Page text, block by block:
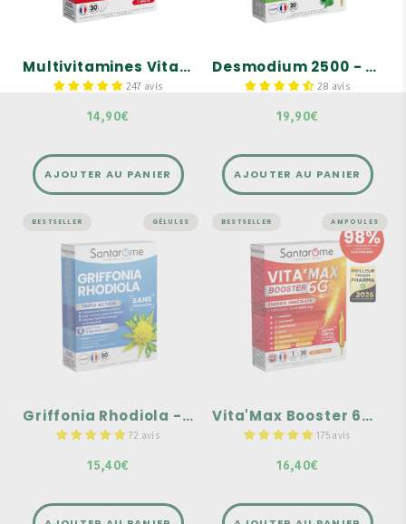
Multivitamines Vita'Max Adultes - 30 comprimés
247 avis
14,90€
Pour adultes
minéraux
AJOUTER AU PANIER
Desmodium 2500 - 20 ampoules
28 avis
19,90€
Le Desmodium favorise le
Formule complétée d’un
Bouleau, Genévrier et
AJOUTER AU PANIER
BESTSELLER GÉLULES
Griffonia Rhodiola - 30 gélules
72 avis
15,40€
STRESS ET MÉMOIRE
Griffonia
Rhodiola - 30
gélules
La seule gélule associant
les 2 ingrédients anti-
déprime
2 plantes adaptogènes
Etat d'esprit positif &
calme et sérénité
BESTSELLER AMPOULES
Vita'Max Booster 6G - 20 ampoules
175 avis
16,40€
ÉNERGIE ET VITALITÉ
Vita'Max Booster
6G - 20 ampoules
Une gamme complète de
tonique, pour adultes,
enfants et sénior
Pour une énergie
immédiate